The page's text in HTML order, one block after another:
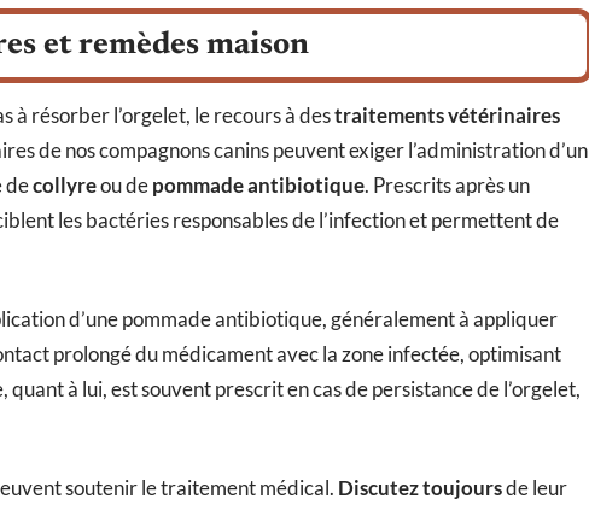
et remèdes maison
à résorber l’orgelet, le recours à destraitements vétérinaires
de nos compagnons canins peuvent exiger l’administration d’un
decollyreou depommade antibiotique. Prescrits après un
les bactéries responsables de l’infection et permettent de
d’une pommade antibiotique, généralement à appliquer
prolongé du médicament avec la zone infectée, optimisant
à lui, est souvent prescrit en cas de persistance de l’orgelet,
soutenir le traitement médical. Discutez toujoursde leur